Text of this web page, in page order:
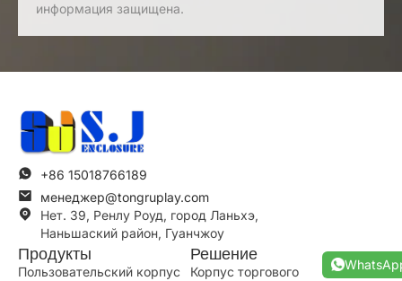
информация защищена.
+86 15018766189
менеджер@tongruplay.com
Нет. 39, Ренлу Роуд, город Ланьхэ,
Наньшаский район, Гуанчжоу
Продукты
Пользовательский корпус
Решение
Корпус торгового